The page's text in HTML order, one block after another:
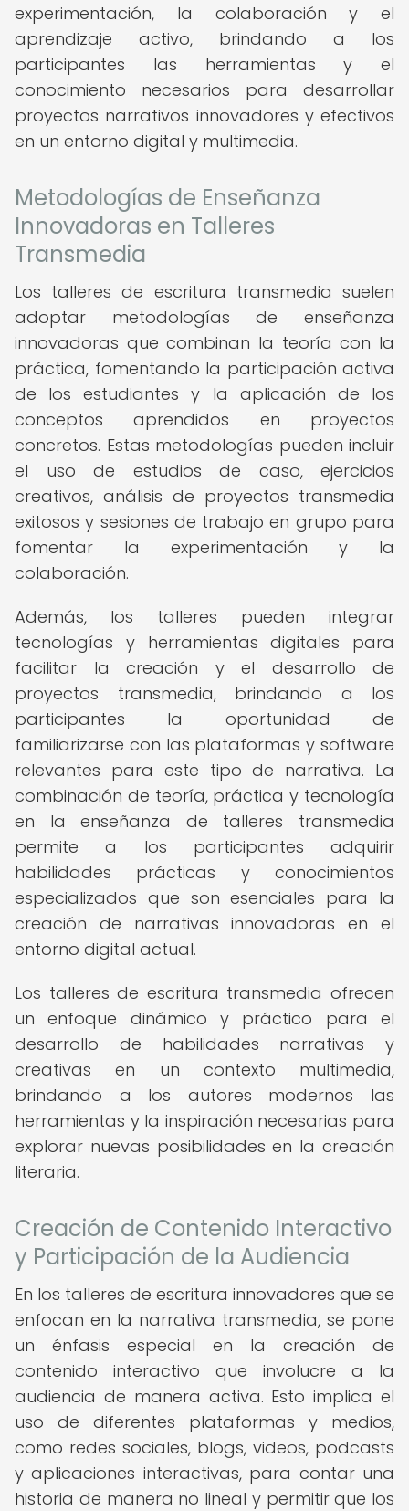
experimentación, la colaboración y el
aprendizaje activo, brindando a los
participantes las herramientas y el
conocimiento necesarios para desarrollar
proyectos narrativos innovadores y efectivos
en un entorno digital y multimedia.
Metodologías de Enseñanza
Innovadoras en Talleres
Transmedia
Los talleres de escritura transmedia suelen
adoptar metodologías de enseñanza
innovadoras que combinan la teoría con la
práctica, fomentando la participación activa
de los estudiantes y la aplicación de los
conceptos aprendidos en proyectos
concretos. Estas metodologías pueden incluir
el uso de estudios de caso, ejercicios
creativos, análisis de proyectos transmedia
exitosos y sesiones de trabajo en grupo para
fomentar la experimentación y la
colaboración.
Además, los talleres pueden integrar
tecnologías y herramientas digitales para
facilitar la creación y el desarrollo de
proyectos transmedia, brindando a los
participantes la oportunidad de
familiarizarse con las plataformas y software
relevantes para este tipo de narrativa. La
combinación de teoría, práctica y tecnología
en la enseñanza de talleres transmedia
permite a los participantes adquirir
habilidades prácticas y conocimientos
especializados que son esenciales para la
creación de narrativas innovadoras en el
entorno digital actual.
Los talleres de escritura transmedia ofrecen
un enfoque dinámico y práctico para el
desarrollo de habilidades narrativas y
creativas en un contexto multimedia,
brindando a los autores modernos las
herramientas y la inspiración necesarias para
explorar nuevas posibilidades en la creación
literaria.
Creación de Contenido Interactivo
y Participación de la Audiencia
En los talleres de escritura innovadores que se
enfocan en la narrativa transmedia, se pone
un énfasis especial en la creación de
contenido interactivo que involucre a la
audiencia de manera activa. Esto implica el
uso de diferentes plataformas y medios,
como redes sociales, blogs, videos, podcasts
y aplicaciones interactivas, para contar una
historia de manera no lineal y permitir que los